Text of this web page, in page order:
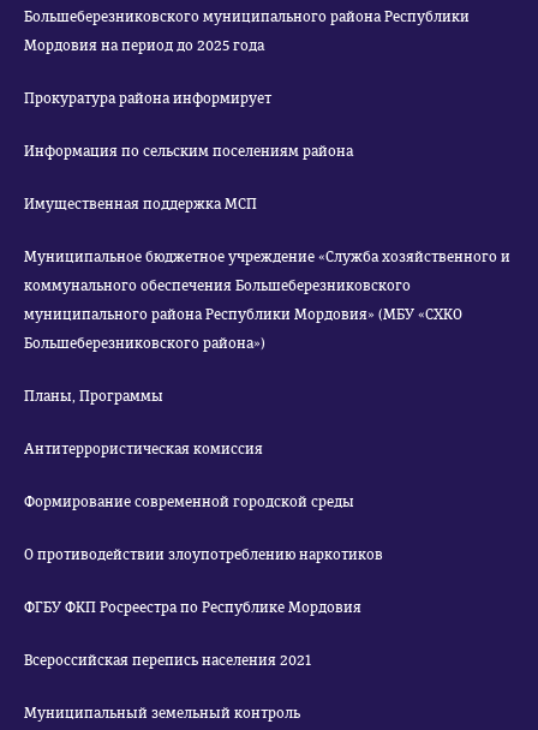
Большеберезниковского муниципального района Республики
Мордовия на период до 2025 года
Прокуратура района информирует
Информация по сельским поселениям района
Имущественная поддержка МСП
Муниципальное бюджетное учреждение «Служба хозяйственного и
коммунального обеспечения Большеберезниковского
муниципального района Республики Мордовия» (МБУ «СХКО
Большеберезниковского района»)
Планы, Программы
Антитеррористическая комиссия
Формирование современной городской среды
О противодействии злоупотреблению наркотиков
ФГБУ ФКП Росреестра по Республике Мордовия
Всероссийская перепись населения 2021
Муниципальный земельный контроль